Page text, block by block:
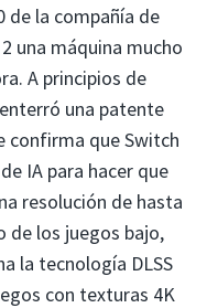
de la compañía de
una máquina mucho
A principios de
una patente
confirma que Switch
IA para hacer que
resolución de hasta
de los juegos bajo,
la tecnología DLSS
con texturas 4K